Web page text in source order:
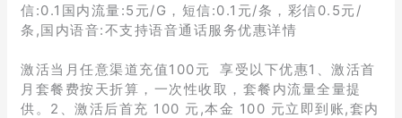
信:0.1国内流量:5元/G，短信:0.1元/条，彩信0.5元/
条,国内语音:不支持语音通话服务优惠详情
激活当月任意渠道充值100元 享受以下优惠1、激活首
月套餐费按天折算，一次性收取，套餐内流量全量提
供。2、激活后首充 100 元,本金 100 元立即到账,套内